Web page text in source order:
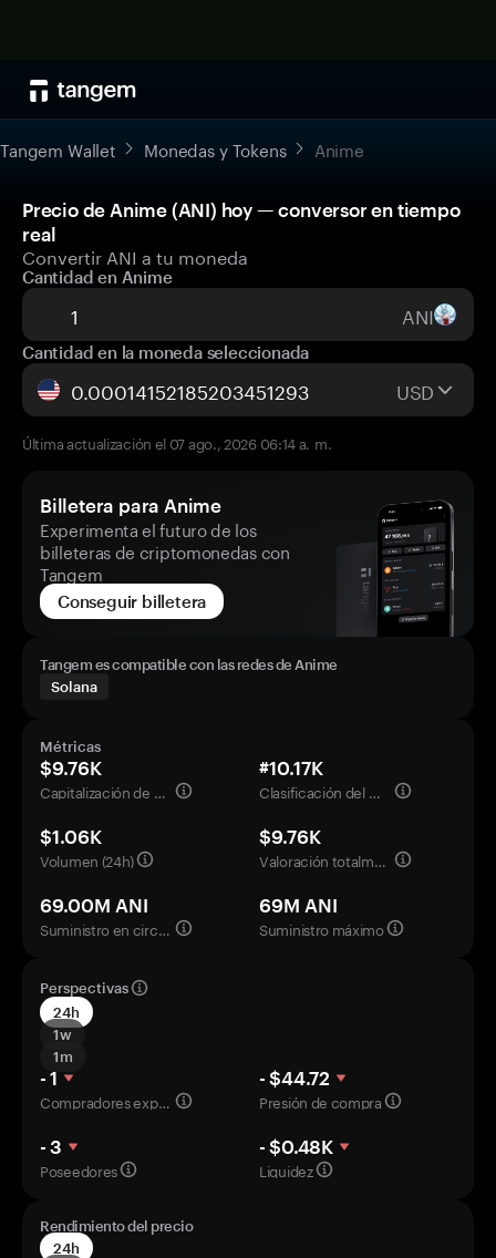
Tangem Wallet Monedas y Tokens Anime
Precio de Anime (ANI) hoy — conversor en tiempo
real
Convertir ANI a tu moneda
Cantidad en Anime
ANI
Cantidad en la moneda seleccionada
USD
Última actualización el 07 ago., 2026 06:14 a. m.
Billetera para Anime
Experimenta el futuro de los
billeteras de criptomonedas con
Tangem
Conseguir billetera
Tangem es compatible con las redes de Anime
Solana
Métricas
$9.76K
Capitalización de mercado
#10.17K
Clasificación del mercado
$1.06K
Volumen (24h)
$9.76K
Valoración totalmente diluida
69.00M ANI
Suministro en circulación
69M ANI
Suministro máximo
Perspectivas
24h
1w
1m
- 1
Compradores experimentados
- $44.72
Presión de compra
- 3
Poseedores
- $0.48K
Liquidez
Rendimiento del precio
24h